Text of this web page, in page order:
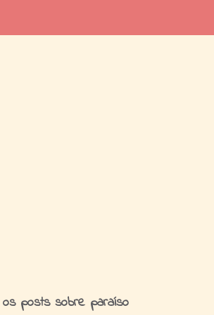
posts sobre paraíso